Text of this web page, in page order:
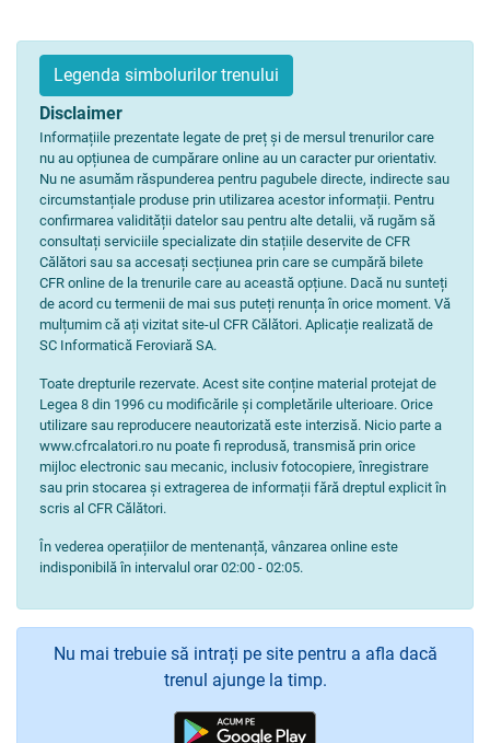
Legenda simbolurilor trenului
Disclaimer
Informațiile prezentate legate de preț și de mersul trenurilor care
nu au opțiunea de cumpărare online au un caracter pur orientativ.
Nu ne asumăm răspunderea pentru pagubele directe, indirecte sau
circumstanțiale produse prin utilizarea acestor informații. Pentru
confirmarea validității datelor sau pentru alte detalii, vă rugăm să
consultați serviciile specializate din stațiile deservite de CFR
Călători sau sa accesați secțiunea prin care se cumpără bilete
CFR online de la trenurile care au această opțiune. Dacă nu sunteți
de acord cu termenii de mai sus puteți renunța în orice moment. Vă
mulțumim că ați vizitat site-ul CFR Călători. Aplicație realizată de
SC Informatică Feroviară SA.
Toate drepturile rezervate. Acest site conține material protejat de
Legea 8 din 1996 cu modificările și completările ulterioare. Orice
utilizare sau reproducere neautorizată este interzisă. Nicio parte a
www.cfrcalatori.ro nu poate fi reprodusă, transmisă prin orice
mijloc electronic sau mecanic, inclusiv fotocopiere, înregistrare
sau prin stocarea și extragerea de informații fără dreptul explicit în
scris al CFR Călători.
În vederea operațiilor de mentenanță, vânzarea online este
indisponibilă în intervalul orar 02:00 - 02:05.
Nu mai trebuie să intrați pe site pentru a afla dacă
trenul ajunge la timp.